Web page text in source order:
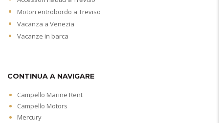
Motori entrobordo a Treviso
Vacanza a Venezia
Vacanze in barca
CONTINUA A NAVIGARE
Campello Marine Rent
Campello Motors
Mercury